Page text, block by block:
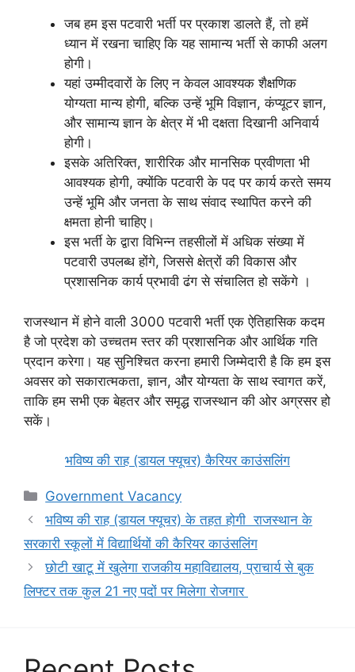
जब हम इस पटवारी भर्ती पर प्रकाश डालते हैं, तो हमें
ध्यान में रखना चाहिए कि यह सामान्य भर्ती से काफी अलग
होगी।
यहां उम्मीदवारों के लिए न केवल आवश्यक शैक्षणिक
योग्यता मान्य होगी, बल्कि उन्हें भूमि विज्ञान, कंप्यूटर ज्ञान,
और सामान्य ज्ञान के क्षेत्र में भी दक्षता दिखानी अनिवार्य
होगी।
इसके अतिरिक्त, शारीरिक और मानसिक प्रवीणता भी
आवश्यक होगी, क्योंकि पटवारी के पद पर कार्य करते समय
उन्हें भूमि और जनता के साथ संवाद स्थापित करने की
क्षमता होनी चाहिए।
इस भर्ती के द्वारा विभिन्न तहसीलों में अधिक संख्या में
पटवारी उपलब्ध होंगे, जिससे क्षेत्रों की विकास और
प्रशासनिक कार्य प्रभावी ढंग से संचालित हो सकेंगे ।
राजस्थान में होने वाली 3000 पटवारी भर्ती एक ऐतिहासिक कदम
है जो प्रदेश को उच्चतम स्तर की प्रशासनिक और आर्थिक गति
प्रदान करेगा। यह सुनिश्चित करना हमारी जिम्मेदारी है कि हम इस
अवसर को सकारात्मकता, ज्ञान, और योग्यता के साथ स्वागत करें,
ताकि हम सभी एक बेहतर और समृद्ध राजस्थान की ओर अग्रसर हो
सकें।
भविष्य की राह (डायल फ्यूचर) कैरियर काउंसलिंग
Categories
Government Vacancy
भविष्य की राह (डायल फ्यूचर) के तहत होगी राजस्थान के
सरकारी स्कूलों में विद्यार्थियों की कैरियर काउंसलिंग
छोटी खाटू में खुलेगा राजकीय महाविद्यालय, प्राचार्य से बुक
लिफ्टर तक कुल 21 नए पदों पर मिलेगा रोजगार